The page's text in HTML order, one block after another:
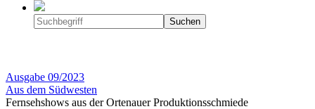
Ausgabe 09/2023
Aus dem Südwesten
Fernsehshows aus der Ortenauer Produktionsschmiede